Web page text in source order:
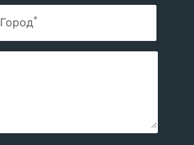
Город*